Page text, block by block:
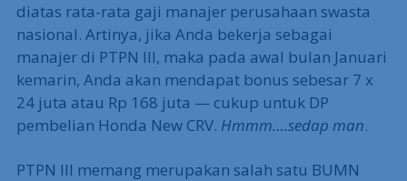
diatas rata-rata gaji manajer perusahaan swasta
nasional. Artinya, jika Anda bekerja sebagai
manajer di PTPN III, maka pada awal bulan Januari
kemarin, Anda akan mendapat bonus sebesar 7 x
24 juta atau Rp 168 juta — cukup untuk DP
pembelian Honda New CRV. Hmmm….sedap man.
PTPN III memang merupakan salah satu BUMN